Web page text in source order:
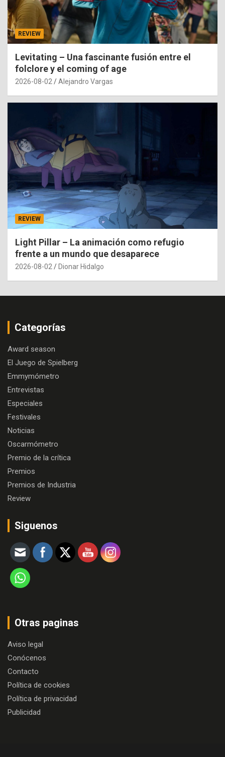
REVIEW
Levitating – Una fascinante fusión entre el
folclore y el coming of age
2026-08-02 Alejandro Vargas
REVIEW
Light Pillar – La animación como refugio
frente a un mundo que desaparece
2026-08-02 Dionar Hidalgo
Categorías
Award season
El Juego de Spielberg
Emmymómetro
Entrevistas
Especiales
Festivales
Noticias
Oscarmómetro
Premio de la crítica
Premios
Premios de Industria
Review
Siguenos
Otras paginas
Aviso legal
Conócenos
Contacto
Política de cookies
Política de privacidad
Publicidad